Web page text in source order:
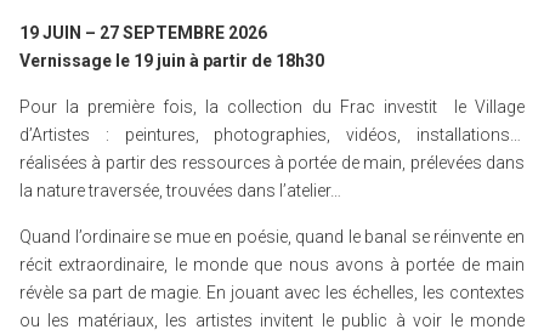
19 JUIN – 27 SEPTEMBRE 2026
Vernissage le 19 juin à partir de 18h30
Pour la première fois, la collection du Frac investit le Village
d’Artistes : peintures, photographies, vidéos, installations…
réalisées à partir des ressources à portée de main, prélevées dans
la nature traversée, trouvées dans l’atelier…
Quand l’ordinaire se mue en poésie, quand le banal se réinvente en
récit extraordinaire, le monde que nous avons à portée de main
révèle sa part de magie. En jouant avec les échelles, les contextes
ou les matériaux, les artistes invitent le public à voir le monde